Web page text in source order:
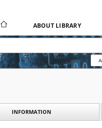
ABOUT LIBRARY
INFORMATION